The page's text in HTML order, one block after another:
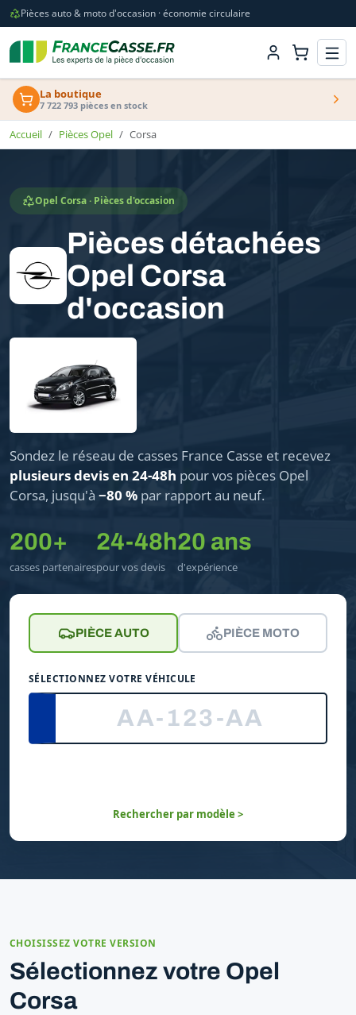
Pièces auto & moto d'occasion · économie circulaire
La boutique
7 722 793 pièces en stock
Accueil Pièces Opel Corsa
Opel Corsa · Pièces d'occasion
Pièces détachées
Opel Corsa
d'occasion
Sondez le réseau de casses France Casse et recevez
plusieurs devis en 24-48h pour vos pièces Opel
Corsa, jusqu'à −80 % par rapport au neuf.
200+
casses partenaires
24-48h
pour vos devis
20 ans
d'expérience
PIÈCE AUTO PIÈCE MOTO
SÉLECTIONNEZ VOTRE VÉHICULE
Rechercher par modèle >
CHOISISSEZ VOTRE VERSION
Sélectionnez votre Opel
Corsa